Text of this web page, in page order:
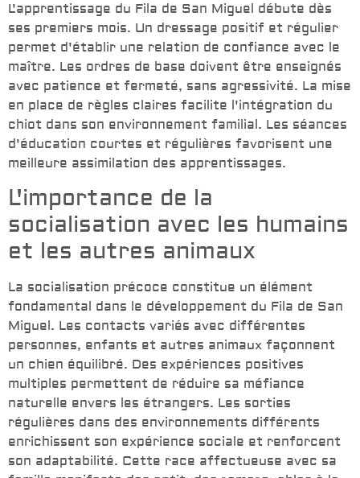
L'apprentissage du Fila de San Miguel débute dès
ses premiers mois. Un dressage positif et régulier
permet d'établir une relation de confiance avec le
maître. Les ordres de base doivent être enseignés
avec patience et fermeté, sans agressivité. La mise
en place de règles claires facilite l'intégration du
chiot dans son environnement familial. Les séances
d'éducation courtes et régulières favorisent une
meilleure assimilation des apprentissages.
L'importance de la
socialisation avec les humains
et les autres animaux
La socialisation précoce constitue un élément
fondamental dans le développement du Fila de San
Miguel. Les contacts variés avec différentes
personnes, enfants et autres animaux façonnent
un chien équilibré. Des expériences positives
multiples permettent de réduire sa méfiance
naturelle envers les étrangers. Les sorties
régulières dans des environnements différents
enrichissent son expérience sociale et renforcent
son adaptabilité. Cette race affectueuse avec sa